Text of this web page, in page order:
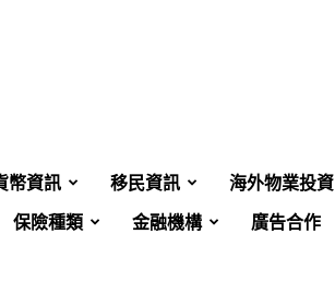
幣資訊 移民資訊
海外物業投資
保險種類 金融機構 廣告合作